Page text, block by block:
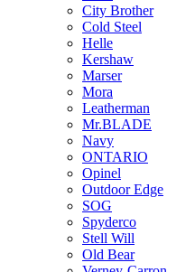
City Brother
Cold Steel
Helle
Kershaw
Marser
Mora
Leatherman
Mr.BLADE
Navy
ONTARIO
Opinel
Outdoor Edge
SOG
Spyderco
Stell Will
Old Bear